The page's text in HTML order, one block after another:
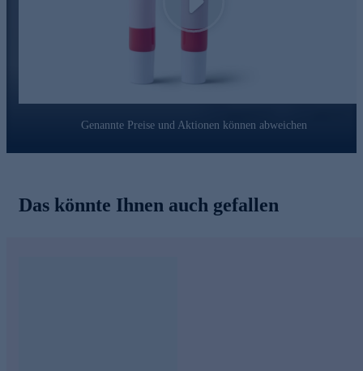
Play
Genannte Preise und Aktionen können abweichen
Das könnte Ihnen auch gefallen